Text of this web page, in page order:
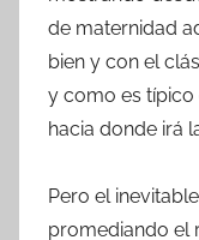
de maternidad
bien y con el
y como es típico
hacia donde irá
Pero el
promediando el